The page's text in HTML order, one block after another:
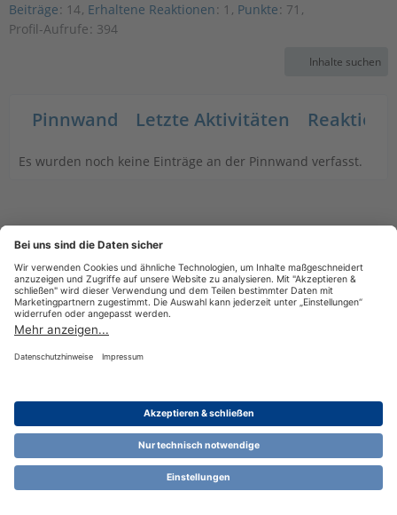
Beiträge
14 Erhaltene Reaktionen 1 Punkte 71
Profil-Aufrufe 394
Inhalte suchen
Pinnwand Letzte Aktivitäten
Es wurden noch keine Einträge an der Pinnwand verfasst.
Nutzungsbestimmungen Cookie-Einstellungen
Community-Software:WoltLab Suite™ 6.1.13